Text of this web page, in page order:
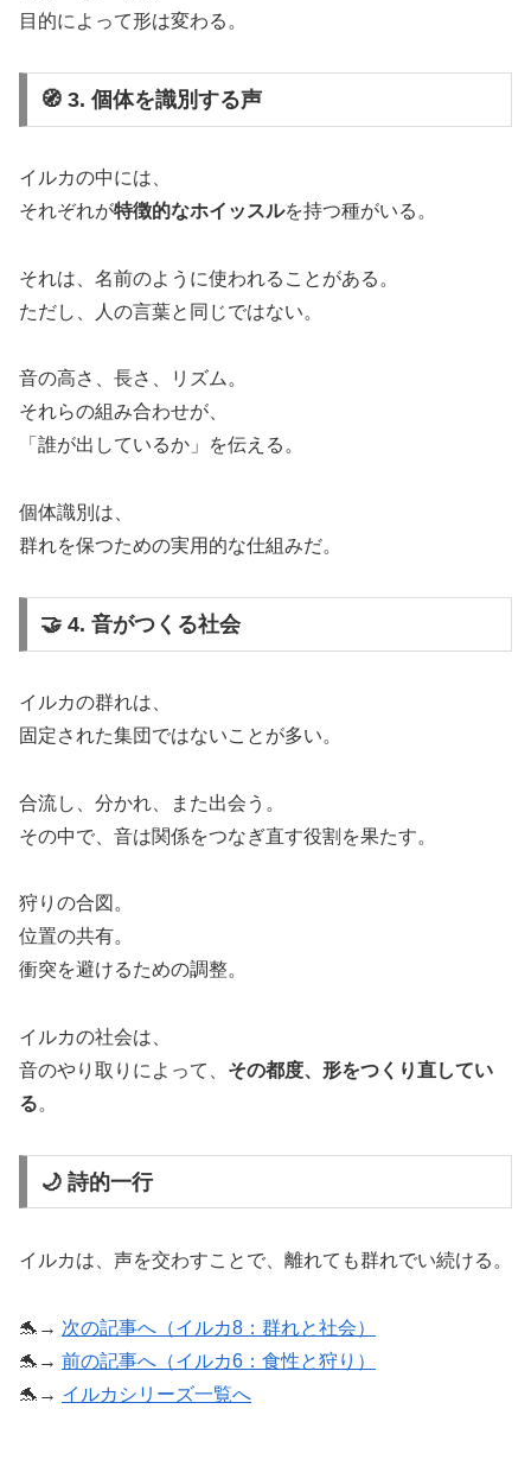
目的によって形は変わる。
🧭 3. 個体を識別する声
イルカの中には、
それぞれが特徴的なホイッスルを持つ種がいる。
それは、名前のように使われることがある。
ただし、人の言葉と同じではない。
音の高さ、長さ、リズム。
それらの組み合わせが、
「誰が出しているか」を伝える。
個体識別は、
群れを保つための実用的な仕組みだ。
🤝 4. 音がつくる社会
イルカの群れは、
固定された集団ではないことが多い。
合流し、分かれ、また出会う。
その中で、音は関係をつなぎ直す役割を果たす。
狩りの合図。
位置の共有。
衝突を避けるための調整。
イルカの社会は、
音のやり取りによって、 その都度、形をつくり直してい
る。
🌙 詩的一行
イルカは、声を交わすことで、離れても群れでい続ける。
🐬→ 次の記事へ（イルカ8：群れと社会）
🐬→ 前の記事へ（イルカ6：食性と狩り）
🐬→ イルカシリーズ一覧へ